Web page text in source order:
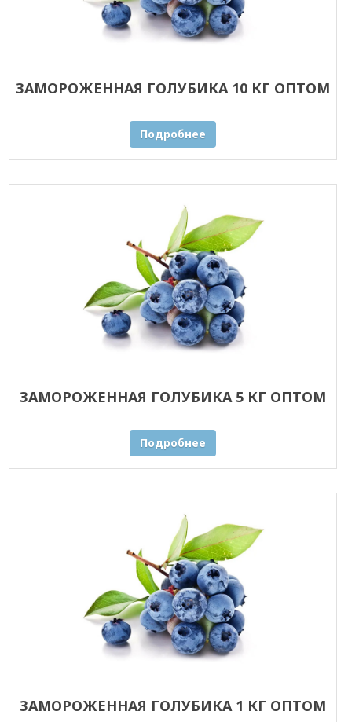
ЗАМОРОЖЕННАЯ ГОЛУБИКА 10 КГ ОПТОМ
Подробнее
ЗАМОРОЖЕННАЯ ГОЛУБИКА 5 КГ ОПТОМ
Подробнее
ЗАМОРОЖЕННАЯ ГОЛУБИКА 1 КГ ОПТОМ